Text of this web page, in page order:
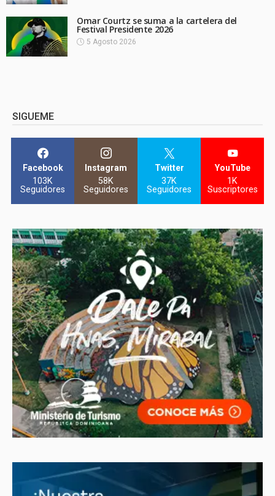
Omar Courtz se suma a la cartelera del
Festival Presidente 2026
5 Agosto 2026
SIGUEME
Facebook
103K
Seguidores
Instagram
58K
Seguidores
Twitter
37K
Seguidores
YouTube
1K
Suscriptores